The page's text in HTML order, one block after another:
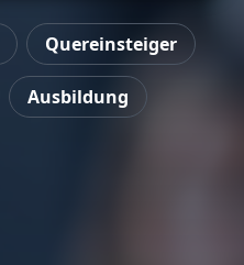
Quereinsteiger
Ausbildung